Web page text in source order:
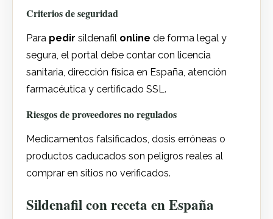
Criterios de seguridad
Para pedir sildenafil online de forma legal y
segura, el portal debe contar con licencia
sanitaria, dirección física en España, atención
farmacéutica y certificado SSL.
Riesgos de proveedores no regulados
Medicamentos falsificados, dosis erróneas o
productos caducados son peligros reales al
comprar en sitios no verificados.
Sildenafil con receta en España